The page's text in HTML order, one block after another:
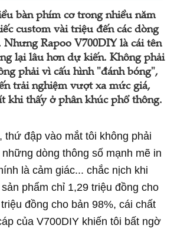
bàn phím cơ trong nhiều năm
custom vài triệu đến các dòng
Nhưng Rapoo V700DIY là cái tên
lại lâu hơn dự kiến. Không phải
phải vì cấu hình "đánh bóng",
trải nghiệm vượt xa mức giá,
khi thấy ở phân khúc phổ thông.
thứ đập vào mắt tôi không phải
dòng thông số mạnh mẽ in
là cảm giác... chắc nịch khi
phẩm chỉ 1,29 triệu đồng cho
đồng cho bản 98%, cái chất
của V700DIY khiến tôi bất ngờ